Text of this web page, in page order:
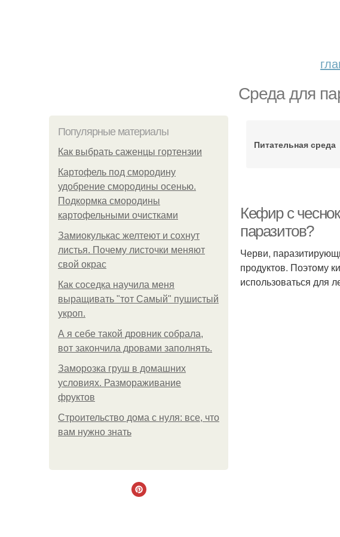
Среда для
Популярные материалы
Как выбрать саженцы гортензии
Картофель под смородину
удобрение смородины осенью.
Подкормка смородины
картофельными очистками
Замиокулькас желтеют и сохнут
листья. Почему листочки меняют
свой окрас
Как соседка научила меня
выращивать "тот Самый" пушистый
укроп.
А я себе такой дровник собрала,
вот закончила дровами заполнять.
Заморозка груш в домашних
условиях. Размораживание
фруктов
Строительство дома с нуля: все, что
вам нужно знать
Питательная среда
Кефир с
паразитов?
Черви,
продуктов. Поэтому
использоваться для